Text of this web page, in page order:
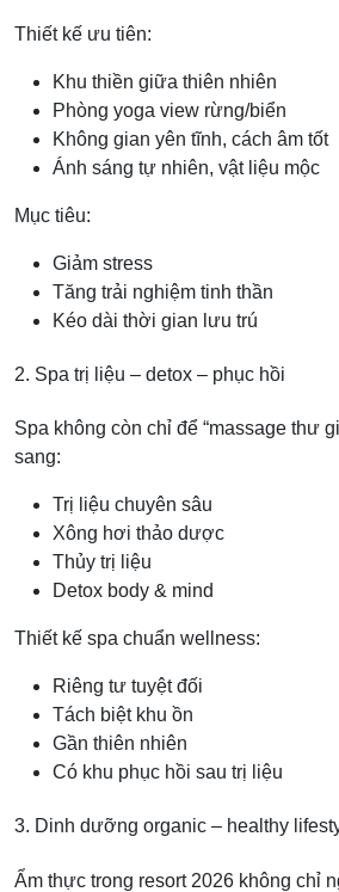
Thiết kế ưu tiên:
Khu thiền giữa thiên nhiên
Phòng yoga view rừng/biển
Không gian yên tĩnh, cách âm tốt
Ánh sáng tự nhiên, vật liệu mộc
Mục tiêu:
Giảm stress
Tăng trải nghiệm tinh thần
Kéo dài thời gian lưu trú
2. Spa trị liệu – detox – phục hồi
Spa không còn chỉ để “massage thư
sang:
Trị liệu chuyên sâu
Xông hơi thảo dược
Thủy trị liệu
Detox body & mind
Thiết kế spa chuẩn wellness:
Riêng tư tuyệt đối
Tách biệt khu ồn
Gần thiên nhiên
Có khu phục hồi sau trị liệu
3. Dinh dưỡng organic – healthy
Ẩm thực trong resort 2026 không chỉ